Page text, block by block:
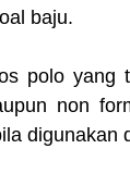
baju.
polo yang
non
digunakan